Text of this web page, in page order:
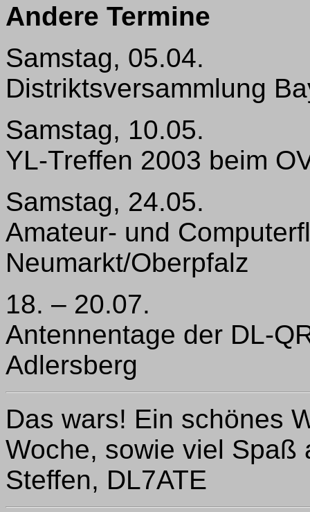
Andere Termine
Samstag, 05.04.
Distriktsversammlung
Samstag, 10.05.
YL-Treffen 2003 beim
Samstag, 24.05.
Amateur- und
Neumarkt/Oberpfalz
18. – 20.07.
Antennentage der DL-
Adlersberg
Das wars! Ein schönes
Woche, sowie viel Spaß
Steffen, DL7ATE